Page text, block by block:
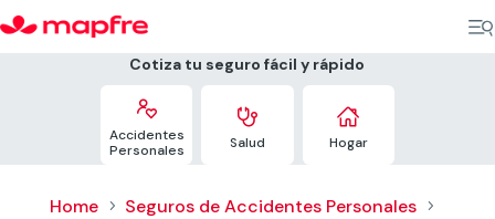
Cotiza tu seguro fácil y rápido

Accidentes
Personales

Salud

Hogar
Home 5 Seguros de Accidentes Personales 5